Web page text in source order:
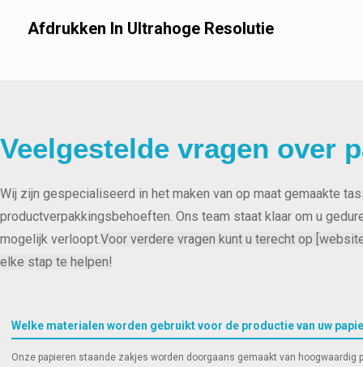
Dikteopties
Duurzame opties
Afdrukken In Ultrahoge Resolutie
Diepdruk:
Veelgestelde vragen over
Wij zijn gespecialiseerd in het maken van op maat gemaakte
productverpakkingsbehoeften. Ons team staat klaar om u
mogelijk verloopt.Voor verdere vragen kunt u terecht op
elke stap te helpen!
Welke materialen worden gebruikt voor de productie van uw
Onze papieren staande zakjes worden doorgaans gemaakt van